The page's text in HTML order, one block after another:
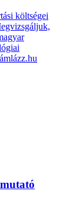
költségei